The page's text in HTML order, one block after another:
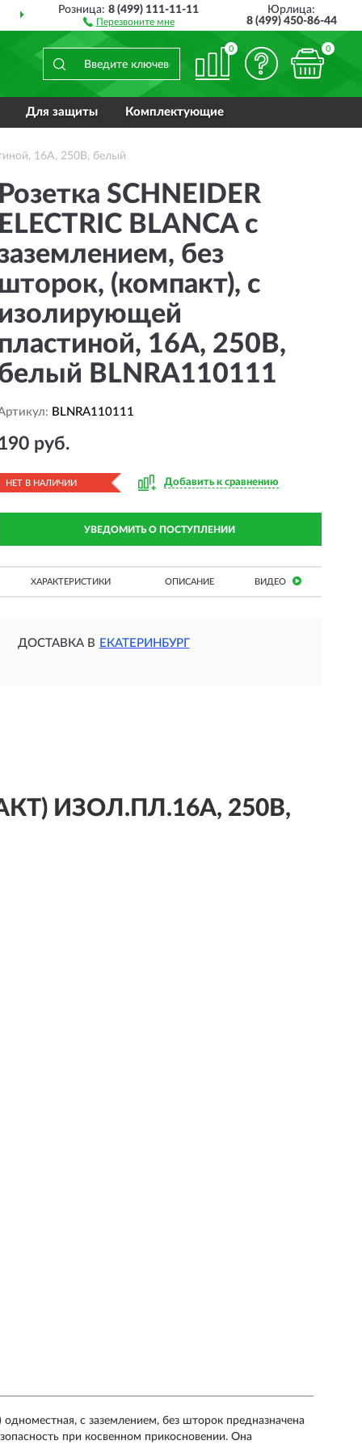
ПОЛНЫЙАССОРТИМЕНТ
Розница:8 (499) 111-11-11
Перезвоните мне
Юрлица:
8 (499) 450-86-44
0 0
Для защиты Комплектующие
16А, 250В, белый
Розетка SCHNEIDER
ELECTRIC BLANCA с
без
шторок, (компакт), с
изолирующей
пластиной, 16А, 250В,
BLNRA110111
BLNRA110111
руб.
НЕТ В НАЛИЧИИ Добавить к сравнению
УВЕДОМИТЬ О ПОСТУПЛЕНИИ
ХАРАКТЕРИСТИКИ ОПИСАНИЕ ВИДЕО
ДОСТАВКА В ЕКАТЕРИНБУРГ
ИЗОЛ.ПЛ.16А, 250В,
с заземлением, без шторок предназначена
при косвенном прикосновении. Она